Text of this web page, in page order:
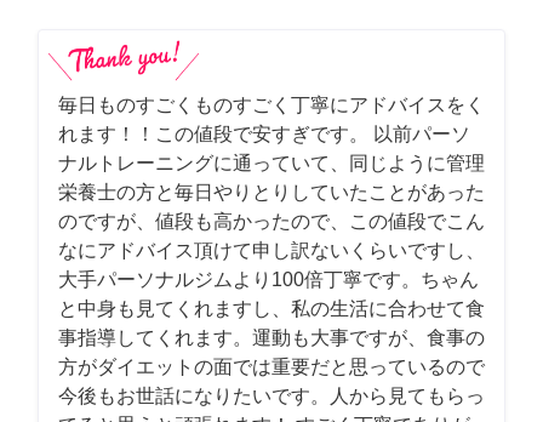
毎日ものすごくものすごく丁寧にアドバイスをく
れます！！この値段で安すぎです。 以前パーソ
ナルトレーニングに通っていて、同じように管理
栄養士の方と毎日やりとりしていたことがあった
のですが、値段も高かったので、この値段でこん
なにアドバイス頂けて申し訳ないくらいですし、
大手パーソナルジムより100倍丁寧です。ちゃん
と中身も見てくれますし、私の生活に合わせて食
事指導してくれます。運動も大事ですが、食事の
方がダイエットの面では重要だと思っているので
今後もお世話になりたいです。人から見てもらっ